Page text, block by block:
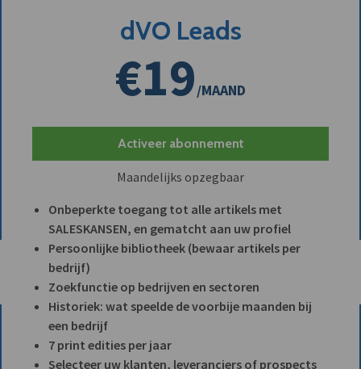
dVO Leads
€19/MAAND
Activeer abonnement
Maandelijks opzegbaar
Onbeperkte toegang tot alle artikels met
SALESKANSEN, en gematcht aan uw profiel
Persoonlijke bibliotheek (bewaar artikels per
bedrijf)
Zoekfunctie op bedrijven en sectoren
Historiek: wat speelde de voorbije maanden bij
een bedrijf
7 print edities per jaar
Selecteer uw klanten, leveranciers of prospects